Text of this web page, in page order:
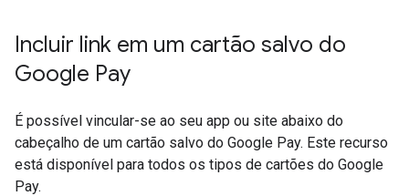
Incluir link em um cartão salvo do
Google Pay
É possível vincular-se ao seu app ou site abaixo do
cabeçalho de um cartão salvo do Google Pay. Este recurso
está disponível para todos os tipos de cartões do Google
Pay.